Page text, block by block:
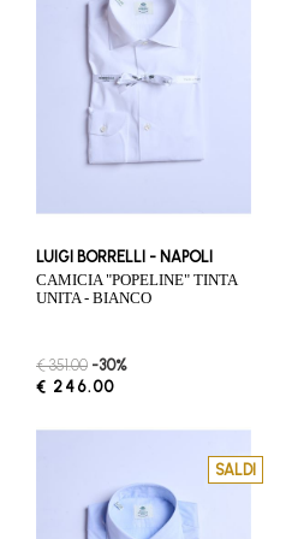
LUIGI BORRELLI - NAPOLI
CAMICIA "POPELINE" TINTA
UNITA - BIANCO
€ 351.00 -30%
€ 246.00
SALDI